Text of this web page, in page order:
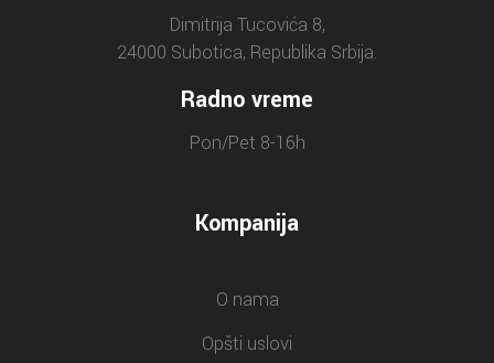
Dimitrija Tucovića 8,
24000 Subotica, Republika Srbija.
Radno vreme
Pon/Pet 8-16h
Kompanija
O nama
Opšti uslovi